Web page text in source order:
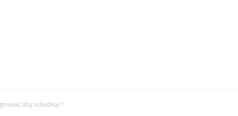
aby schudnąć?